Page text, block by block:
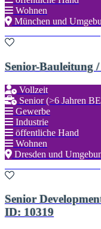
Wohnen
München und
Senior-Bauleitung
Vollzeit
Senior (>6 Jahren
Gewerbe
Industrie
öffentliche Hand
Wohnen
Dresden und
Senior
ID: 10319